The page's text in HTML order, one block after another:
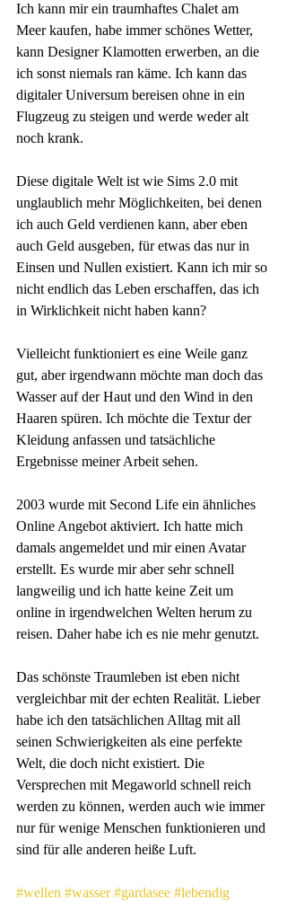
Ich kann mir ein traumhaftes Chalet am
Meer kaufen, habe immer schönes Wetter,
kann Designer Klamotten erwerben, an die
ich sonst niemals ran käme. Ich kann das
digitaler Universum bereisen ohne in ein
Flugzeug zu steigen und werde weder alt
noch krank.
Diese digitale Welt ist wie Sims 2.0 mit
unglaublich mehr Möglichkeiten, bei denen
ich auch Geld verdienen kann, aber eben
auch Geld ausgeben, für etwas das nur in
Einsen und Nullen existiert. Kann ich mir so
nicht endlich das Leben erschaffen, das ich
in Wirklichkeit nicht haben kann?
Vielleicht funktioniert es eine Weile ganz
gut, aber irgendwann möchte man doch das
Wasser auf der Haut und den Wind in den
Haaren spüren. Ich möchte die Textur der
Kleidung anfassen und tatsächliche
Ergebnisse meiner Arbeit sehen.
2003 wurde mit Second Life ein ähnliches
Online Angebot aktiviert. Ich hatte mich
damals angemeldet und mir einen Avatar
erstellt. Es wurde mir aber sehr schnell
langweilig und ich hatte keine Zeit um
online in irgendwelchen Welten herum zu
reisen. Daher habe ich es nie mehr genutzt.
Das schönste Traumleben ist eben nicht
vergleichbar mit der echten Realität. Lieber
habe ich den tatsächlichen Alltag mit all
seinen Schwierigkeiten als eine perfekte
Welt, die doch nicht existiert. Die
Versprechen mit Megaworld schnell reich
werden zu können, werden auch wie immer
nur für wenige Menschen funktionieren und
sind für alle anderen heiße Luft.
#wellen #wasser #gardasee #lebendig